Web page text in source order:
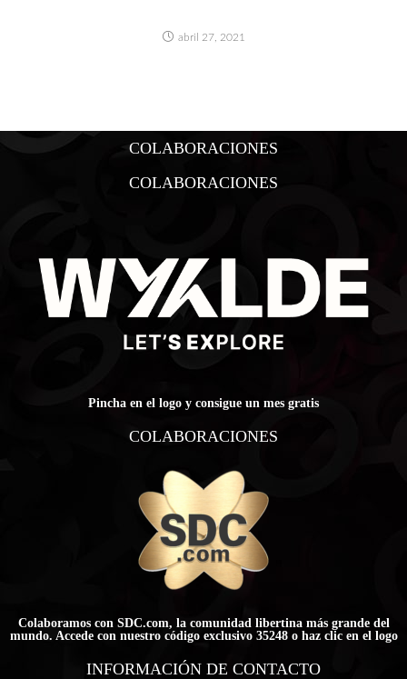
abril 27, 2021
COLABORACIONES
COLABORACIONES
Pincha en el logo y consigue un mes gratis
COLABORACIONES
Colaboramos con SDC.com, la comunidad libertina más grande del
mundo. Accede con nuestro código exclusivo 35248 o haz clic en el logo
INFORMACIÓN DE CONTACTO